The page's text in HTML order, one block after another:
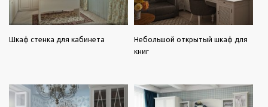
Шкаф стенка для кабинета
Небольшой открытый шкаф для
книг